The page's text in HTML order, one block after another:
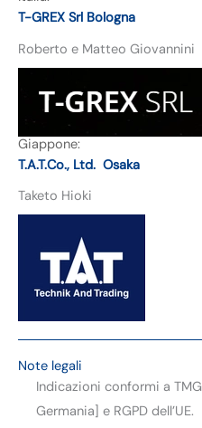
T-GREX Srl Bologna
Roberto e Matteo Giovannini
Giappone:
T.A.T.Co., Ltd. Osaka
Taketo Hioki
Note legali
Indicazioni conformi a
Germania] e RGPD dell’UE.